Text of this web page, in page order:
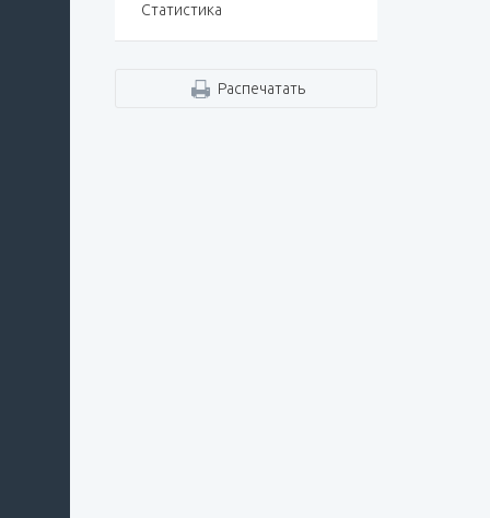
Статистика
Распечатать